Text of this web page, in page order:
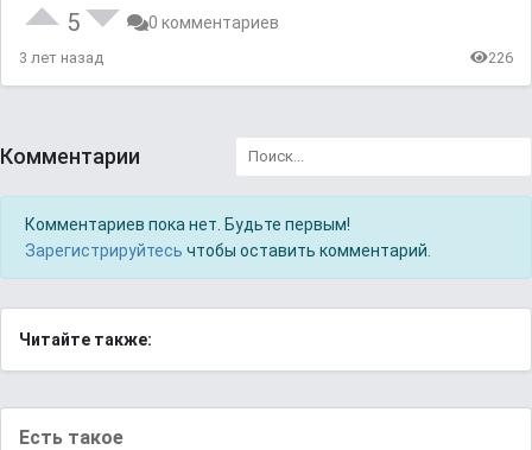
5 0 комментариев
3 лет назад 226
Комментарии
Комментариев пока нет. Будьте первым!
Зарегистрируйтесь чтобы оставить комментарий.
Читайте также:
Есть такое